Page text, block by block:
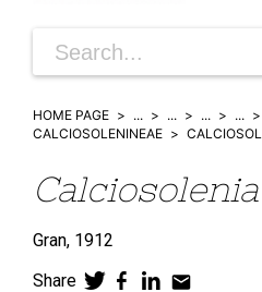
HOME PAGE ... ... ... ...
CALCIOSOLENINEAE
Calciosolenia
Gran, 1912
Share